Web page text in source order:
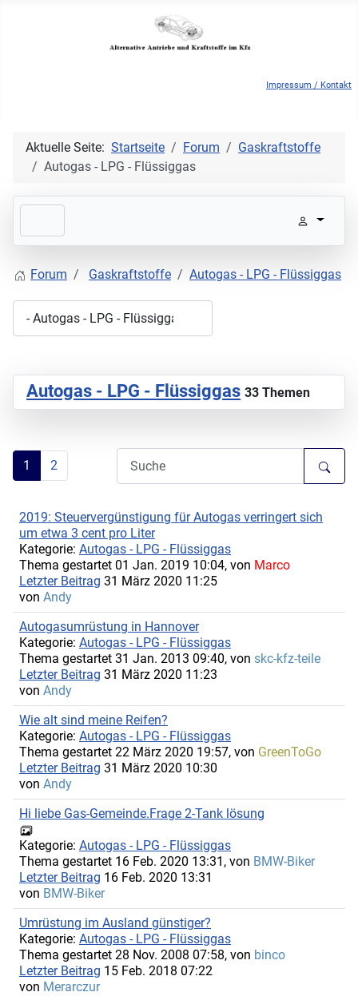
Impressum / Kontakt
Aktuelle Seite: Startseite Forum
Gaskraftstoffe
Autogas - LPG - Flüssiggas
Forum Gaskraftstoffe Autogas - LPG - Flüssiggas
Autogas - LPG - Flüssiggas 33 Themen
1 2
2019: Steuervergünstigung für Autogas verringert sich
um etwa 3 cent pro Liter
Kategorie: Autogas - LPG - Flüssiggas
Thema gestartet 01 Jan. 2019 10:04, von Marco
Letzter Beitrag 31 März 2020 11:25
von Andy
Autogasumrüstung in Hannover
Kategorie: Autogas - LPG - Flüssiggas
Thema gestartet 31 Jan. 2013 09:40, von skc-kfz-teile
Letzter Beitrag 31 März 2020 11:23
von Andy
Wie alt sind meine Reifen?
Kategorie: Autogas - LPG - Flüssiggas
Thema gestartet 22 März 2020 19:57, von GreenToGo
Letzter Beitrag 31 März 2020 10:30
von Andy
Hi liebe Gas-Gemeinde.Frage 2-Tank lösung
Kategorie: Autogas - LPG - Flüssiggas
Thema gestartet 16 Feb. 2020 13:31, von BMW-Biker
Letzter Beitrag 16 Feb. 2020 13:31
von BMW-Biker
Umrüstung im Ausland günstiger?
Kategorie: Autogas - LPG - Flüssiggas
Thema gestartet 28 Nov. 2008 07:58, von binco
Letzter Beitrag 15 Feb. 2018 07:22
von Merarczur